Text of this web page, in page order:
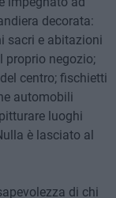
decorata:
sacri e abitazioni
proprio negozio;
centro; fischietti
automobili
luoghi
è lasciato al
di chi